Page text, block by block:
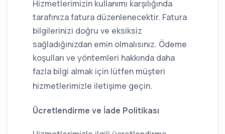
Hizmetlerimizin kullanımı karşılığında
tarafınıza fatura düzenlenecektir. Fatura
bilgilerinizi doğru ve eksiksiz
sağladığınızdan emin olmalısınız. Ödeme
koşulları ve yöntemleri hakkında daha
fazla bilgi almak için lütfen müşteri
hizmetlerimizle iletişime geçin.
Ücretlendirme ve İade Politikası